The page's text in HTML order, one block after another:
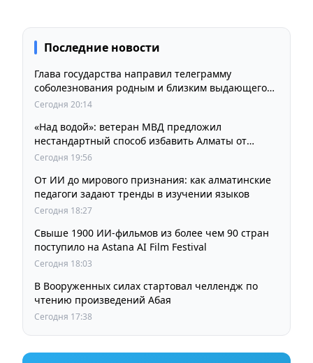
Последние новости
Глава государства направил телеграмму
соболезнования родным и близким выдающегося
кинорежиссера Ардака Амиркулова
Сегодня 20:14
«Над водой»: ветеран МВД предложил
нестандартный способ избавить Алматы от
пробок и смога
Сегодня 19:56
От ИИ до мирового признания: как алматинские
педагоги задают тренды в изучении языков
Сегодня 18:27
Свыше 1900 ИИ-фильмов из более чем 90 стран
поступило на Astana AI Film Festival
Сегодня 18:03
В Вооруженных силах стартовал челлендж по
чтению произведений Абая
Сегодня 17:38